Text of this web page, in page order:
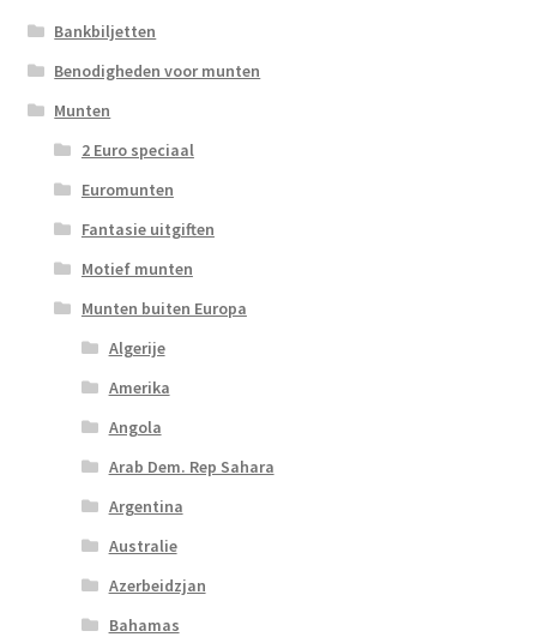
Bankbiljetten
Benodigheden voor munten
Munten
2 Euro speciaal
Euromunten
Fantasie uitgiften
Motief munten
Munten buiten Europa
Algerije
Amerika
Angola
Arab Dem. Rep Sahara
Argentina
Australie
Azerbeidzjan
Bahamas